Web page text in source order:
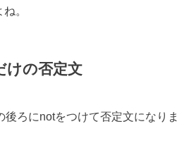
。
けの否定文
ろにnotをつけて否定文になりま